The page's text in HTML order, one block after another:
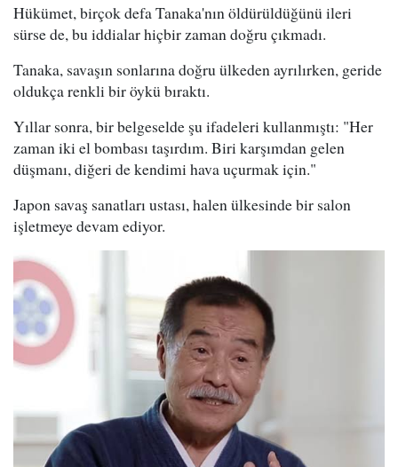
Hükümet, birçok defa Tanaka'nın öldürüldüğünü ileri
sürse de, bu iddialar hiçbir zaman doğru çıkmadı.
Tanaka, savaşın sonlarına doğru ülkeden ayrılırken, geride
oldukça renkli bir öykü bıraktı.
Yıllar sonra, bir belgeselde şu ifadeleri kullanmıştı: "Her
zaman iki el bombası taşırdım. Biri karşımdan gelen
düşmanı, diğeri de kendimi hava uçurmak için."
Japon savaş sanatları ustası, halen ülkesinde bir salon
işletmeye devam ediyor.